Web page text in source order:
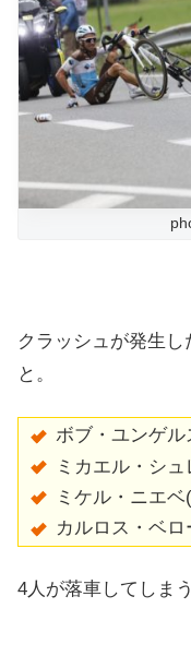
クラッシュが発生
と。
ボブ・ユンゲ
ミカエル・シ
ミケル・ニエベ(
カルロス・ベロ
4人が落車してしまう